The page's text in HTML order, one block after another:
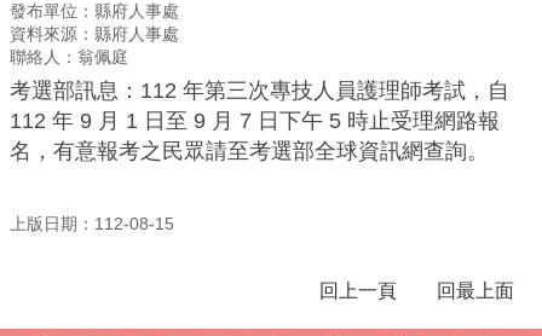
刊
專
欄
校
園
動
行
發布單位：縣府人事處
資料來源：縣府人事處
聯絡人：翁佩庭
考選部訊息：112 年第三次專技人員護理師考試，自
112 年 9 月 1 日至 9 月 7 日下午 5 時止受理網路報
名，有意報考之民眾請至考選部全球資訊網查詢。
上版日期：112-08-15
回上一頁 回最上面